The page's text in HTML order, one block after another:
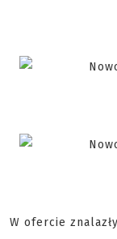
W ofercie